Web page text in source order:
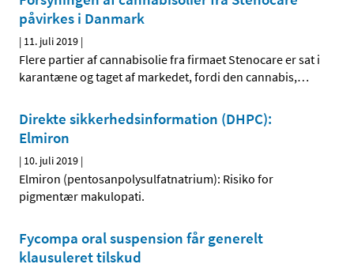
påvirkes i Danmark
| 11. juli 2019 |
Flere partier af cannabisolie fra firmaet Stenocare er sat i
karantæne og taget af markedet, fordi den cannabis,…
Direkte sikkerhedsinformation (DHPC):
Elmiron
| 10. juli 2019 |
Elmiron (pentosanpolysulfatnatrium): Risiko for
pigmentær makulopati.
Fycompa oral suspension får generelt
klausuleret tilskud